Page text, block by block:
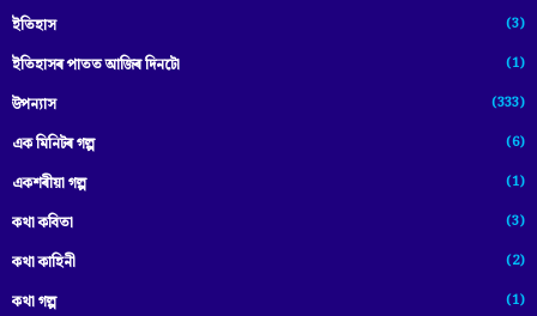
ইতিহাস (3)
ইতিহাসৰ পাতত আজিৰ দিনটো (1)
উপন্যাস (333)
এক মিনিটৰ গল্প (6)
একশৰীয়া গল্প (1)
কথা কবিতা (3)
কথা কাহিনী (2)
কথা গল্প (1)